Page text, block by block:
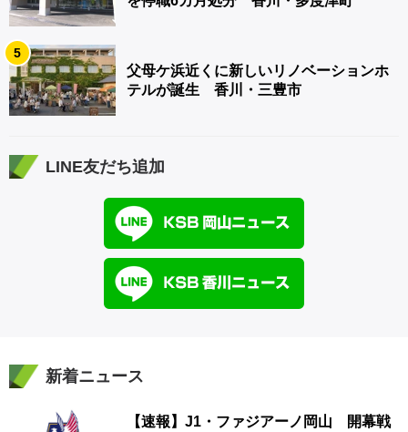
5
父母ケ浜近くに新しいリノベーションホ
テルが誕生 香川・三豊市
LINE友だち追加
新着ニュース
【速報】J1・ファジアーノ岡山 開幕戦